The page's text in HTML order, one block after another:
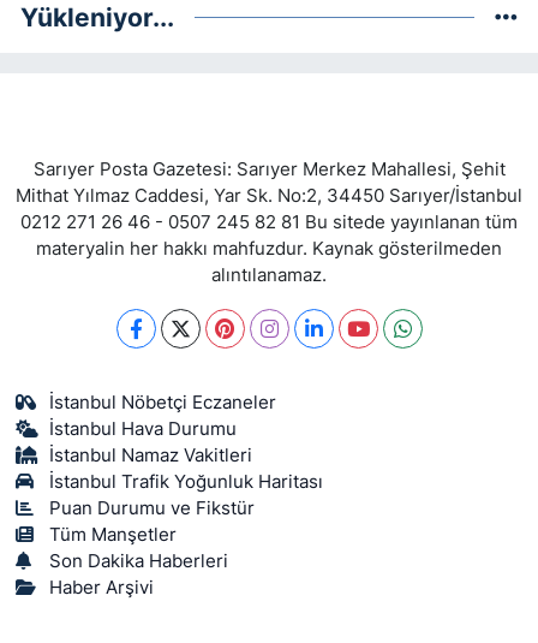
Yükleniyor...
Sarıyer Posta Gazetesi: Sarıyer Merkez Mahallesi, Şehit
Mithat Yılmaz Caddesi, Yar Sk. No:2, 34450 Sarıyer/İstanbul
0212 271 26 46 - 0507 245 82 81 Bu sitede yayınlanan tüm
materyalin her hakkı mahfuzdur. Kaynak gösterilmeden
alıntılanamaz.
İstanbul Nöbetçi Eczaneler
İstanbul Hava Durumu
İstanbul Namaz Vakitleri
İstanbul Trafik Yoğunluk Haritası
Puan Durumu ve Fikstür
Tüm Manşetler
Son Dakika Haberleri
Haber Arşivi